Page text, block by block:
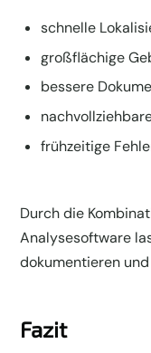
schnelle
großflächige
bessere
frühzeitige
Durch die
Analysesoftware
dokumentieren
Fazit